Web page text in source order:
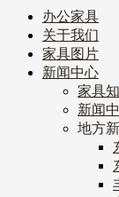
办公家具
关于我们
家具图片
新闻中心
家具
新闻
地方